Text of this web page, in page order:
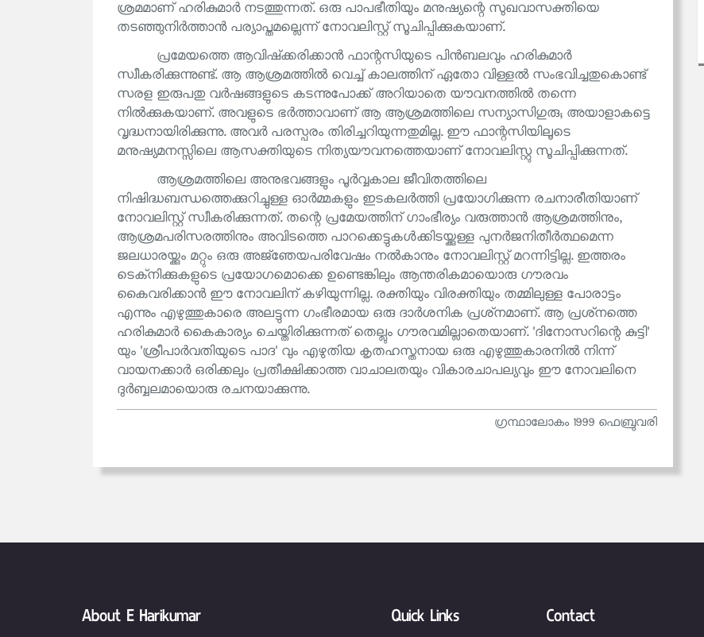
ശ്രമമാണ് ഹരികുമാർ നടത്തുന്നത്. ഒരു പാപഭീതിയും മനുഷ്യന്റെ സുഖവാസക്തിയെ
തടഞ്ഞുനിർത്താൻ പര്യാപ്തമല്ലെന്ന് നോവലിസ്റ്റ് സൂചിപ്പിക്കുകയാണ്.
പ്രമേയത്തെ ആവിഷ്‌ക്കരിക്കാൻ ഫാന്റസിയുടെ പിൻബലവും ഹരികുമാർ
സ്വീകരിക്കുന്നുണ്ട്. ആ ആശ്രമത്തിൽ വെച്ച് കാലത്തിന് ഏതോ വിള്ളൽ സംഭവിച്ചതുകൊണ്ട്
സരള ഇരുപതു വർഷങ്ങളുടെ കടന്നുപോക്ക് അറിയാതെ യൗവനത്തിൽ തന്നെ
നിൽക്കുകയാണ്. അവളുടെ ഭർത്താവാണ് ആ ആശ്രമത്തിലെ സന്യാസിഗുരു; അയാളാകട്ടെ
വൃദ്ധനായിരിക്കുന്നു. അവർ പരസ്പരം തിരിച്ചറിയുന്നതുമില്ല. ഈ ഫാന്റസിയിലൂടെ
മനുഷ്യമനസ്സിലെ ആസക്തിയുടെ നിത്യയൗവനത്തെയാണ് നോവലിസ്റ്റു സൂചിപ്പിക്കുന്നത്.
ആശ്രമത്തിലെ അനുഭവങ്ങളും പൂർവ്വകാല ജീവിതത്തിലെ
നിഷിദ്ധബന്ധത്തെക്കുറിച്ചുള്ള ഓർമ്മകളും ഇടകലർത്തി പ്രയോഗിക്കുന്ന രചനാരീതിയാണ്
നോവലിസ്റ്റ് സ്വീകരിക്കുന്നത്. തന്റെ പ്രമേയത്തിന് ഗാംഭീര്യം വരുത്താൻ ആശ്രമത്തിനും,
ആശ്രമപരിസരത്തിനും അവിടത്തെ പാറക്കെട്ടുകൾക്കിടയ്ക്കുള്ള പുനർജനിതീർത്ഥമെന്ന
ജലധാരയ്ക്കും മറ്റും ഒരു അജ്‌ഞേയപരിവേഷം നൽകാനും നോവലിസ്റ്റ് മറന്നിട്ടില്ല. ഇത്തരം
ടെക്‌നിക്കുകളുടെ പ്രയോഗമൊക്കെ ഉണ്ടെങ്കിലും ആന്തരികമായൊരു ഗൗരവം
കൈവരിക്കാൻ ഈ നോവലിന് കഴിയുന്നില്ല. രക്തിയും വിരക്തിയും തമ്മിലുള്ള പോരാട്ടം
എന്നും എഴുത്തുകാരെ അലട്ടുന്ന ഗംഭീരമായ ഒരു ദാർശനിക പ്രശ്‌നമാണ്. ആ പ്രശ്‌നത്തെ
ഹരികുമാർ കൈകാര്യം ചെയ്തിരിക്കുന്നത് തെല്ലും ഗൗരവമില്ലാതെയാണ്. 'ദിനോസറിന്റെ കുട്ടി'
യും 'ശ്രീപാർവതിയുടെ പാദ' വും എഴുതിയ കൃതഹസ്തനായ ഒരു എഴുത്തുകാരനിൽ നിന്ന്
വായനക്കാർ ഒരിക്കലും പ്രതീക്ഷിക്കാത്ത വാചാലതയും വികാരചാപല്യവും ഈ നോവലിനെ
ദുർബ്ബലമായൊരു രചനയാക്കുന്നു.
ഗ്രന്ഥാലോകം 1999 ഫെബ്രുവരി
About E Harikumar Quick Links Contact